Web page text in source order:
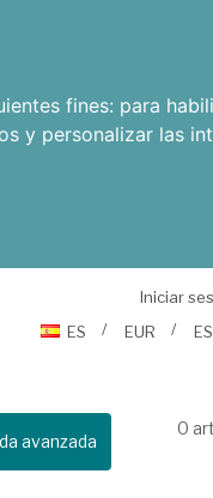
fines: para
y personalizar las
Iniciar
ES
EUR
avanzada
0